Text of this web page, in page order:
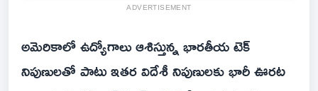
ADVERTISEMENT
అమెరికాలో ఉద్యోగాలు ఆశిస్తున్న భారతీయ టెక్
నిపుణులతో పాటు ఇతర విదేశీ నిపుణులకు భారీ ఊరట